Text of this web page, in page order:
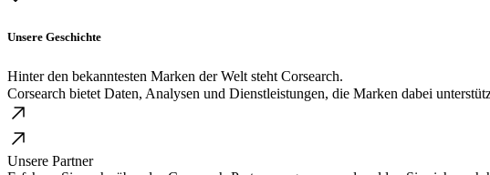
Unsere Geschichte
Hinter den bekanntesten Marken der Welt steht Corsearch.
Corsearch bietet Daten, Analysen und Dienstleistungen, die Marken dabei
Unsere Partner